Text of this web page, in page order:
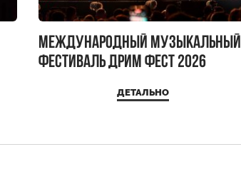
Международный музыкальный
фестиваль ДРИМ ФЕСТ 2026
ДЕТАЛЬНО